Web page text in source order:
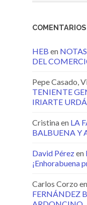
HEB en
DEL
Pepe Casado,
TENIENTE
IRIARTE
Cristinaen LA
BALBUENA Y
David Pérezen
¡Enhorabuena
Carlos Corzo en
FERNÁNDEZ